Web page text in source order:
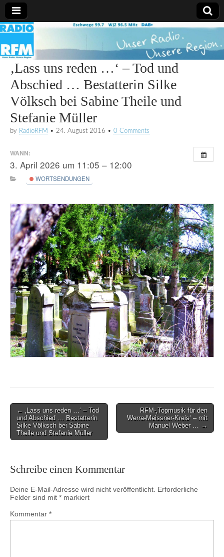
Radio
RFM
‚Lass uns reden …‘ – Tod und
Abschied … Bestatterin Silke
Völksch bei Sabine Theile und
Stefanie Müller
by RadioRFM • 24. August 2016 • 0 Comments
WANN:
3. April 2026 um 11:05 – 12:00
WORTSENDUNGEN
Post
navigation
← ‚Lass uns reden …‘ – Tod
und Abschied … Bestatterin
Silke Völksch bei Sabine
Theile und Stefanie Müller
RFM-‚Topmusik für den
Werra-Meissner-Kreis‘ – mit
Manuel Weber … →
Schreibe einen Kommentar
Deine E-Mail-Adresse wird nicht veröffentlicht. Erforderliche
Felder sind mit * markiert
Kommentar *